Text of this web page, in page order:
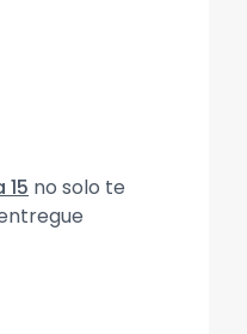
no solo te